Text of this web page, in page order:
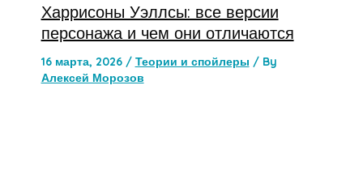
Харрисоны Уэллсы: все версии
персонажа и чем они отличаются
16 марта, 2026 / Теории и спойлеры / By
Алексей Морозов